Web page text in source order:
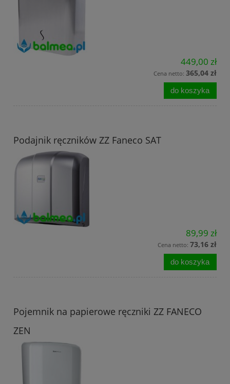
449,00 zł
Cena netto: 365,04 zł
do koszyka
Podajnik ręczników ZZ Faneco SAT
89,99 zł
Cena netto: 73,16 zł
do koszyka
Pojemnik na papierowe ręczniki ZZ FANECO
ZEN